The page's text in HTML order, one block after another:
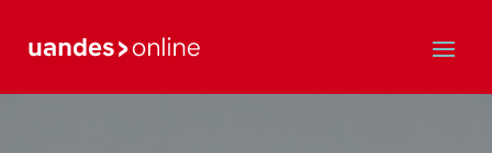
Postgrado y Educación Continua